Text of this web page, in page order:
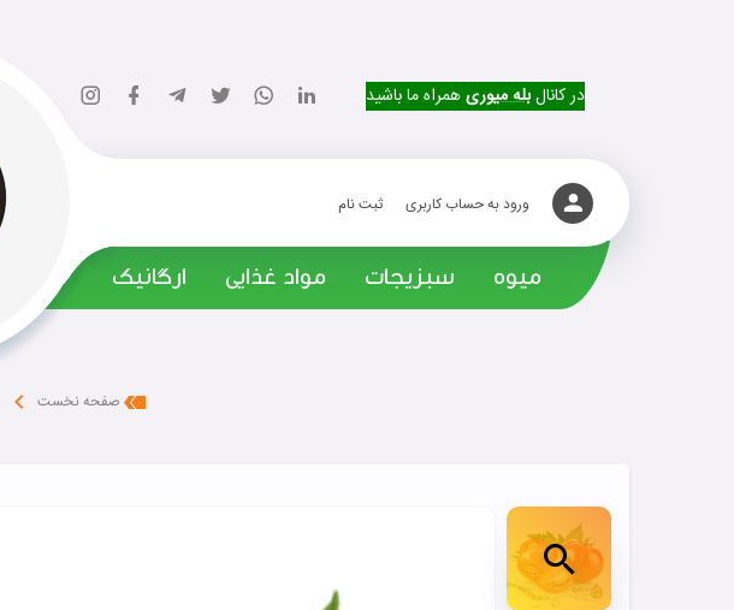
در کانالبله میوریهمراه ما باشید
ورود به حساب کاربری ثبت نام
میوه سبزیجات مواد غذایی ارگانیک
صفحه نخست